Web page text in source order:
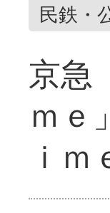
民鉄・
京急
ｍ
ｉ